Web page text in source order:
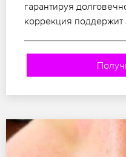
гарантируя
коррекция поддержит